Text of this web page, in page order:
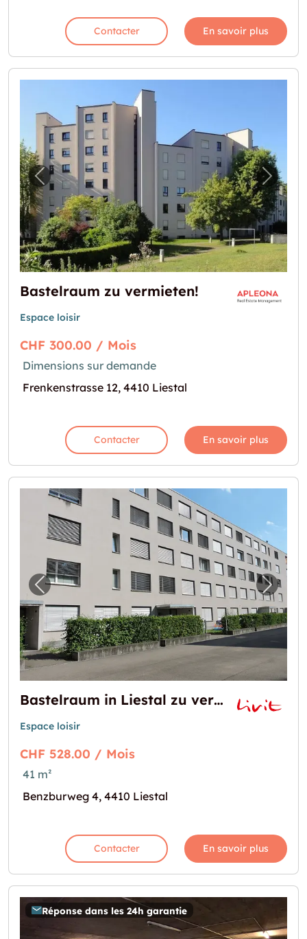
Contacter En savoir plus
Image précédente pour "Bastelraum zu
Bastelraum zu vermieten!
Espace loisir
CHF 300.00 / Mois
Dimensions sur demande
Frenkenstrasse 12, 4410 Liestal
Contacter En savoir plus
Image précédente pour "Bastelraum in
Bastelraum in Liestal zu vermieten!
Espace loisir
CHF 528.00 / Mois
41 m²
Benzburweg 4, 4410 Liestal
Contacter En savoir plus
Réponse dans les 24h garantie